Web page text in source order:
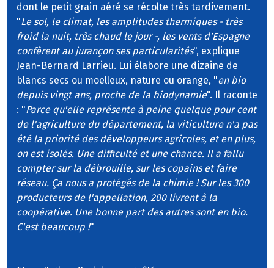
dont le petit grain aéré se récolte très tardivement.
"Le sol, le climat, les amplitudes thermiques - très
froid la nuit, très chaud le jour -, les vents d'Espagne
confèrent au jurançon ses particularités", explique
Jean-Bernard Larrieu. Lui élabore une dizaine de
blancs secs ou moelleux, nature ou orange, "en bio
depuis vingt ans, proche de la biodynamie". Il raconte
: "Parce qu'elle représente à peine quelque pour cent
de l'agriculture du département, la viticulture n'a pas
été la priorité des développeurs agricoles, et en plus,
on est isolés. Une difficulté et une chance. Il a fallu
compter sur la débrouille, sur les copains et faire
réseau. Ça nous a protégés de la chimie ! Sur les 300
producteurs de l'appellation, 200 livrent à la
coopérative. Une bonne part des autres sont en bio.
C'est beaucoup !"